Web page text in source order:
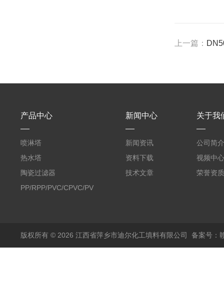
上一篇：
产品中心
喷淋塔
热水塔
陶瓷过滤器
PP/RPP/PVC/CPVC/PVDF
新闻中心
新闻资讯
资料下载
技术文章
关于我
公司简介
视频中心
荣誉资质
版权所有 © 2026 江西省萍乡市迪尔化工填料有限公司 备案号：